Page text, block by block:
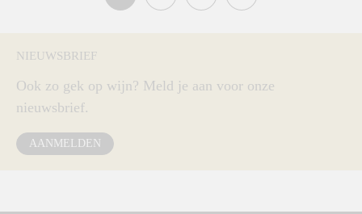
NIEUWSBRIEF
Ook zo gek op wijn? Meld je aan voor onze
nieuwsbrief.
AANMELDEN